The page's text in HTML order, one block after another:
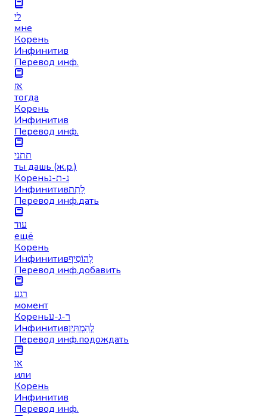
לי
мне
Корень
Инфинитив
Перевод инф.
אז
тогда
Корень
Инфинитив
Перевод инф.
תתני
ты дашь (ж.р.)
Кореньנ-ת-נ
Инфинитивלָתֵת
Перевод инф.дать
עוד
ещё
Корень
Инфинитивלְהוֹסִיף
Перевод инф.добавить
רגע
момент
Кореньר-ג-ע
Инфинитивלְהַמְתִּין
Перевод инф.подождать
או
или
Корень
Инфинитив
Перевод инф.